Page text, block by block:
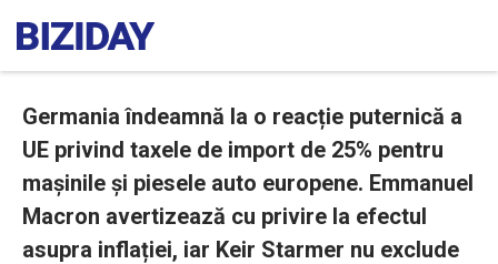
Germania îndeamnă la o reacție puternică a
UE privind taxele de import de 25% pentru
mașinile și piesele auto europene. Emmanuel
Macron avertizează cu privire la efectul
asupra inflației, iar Keir Starmer nu exclude